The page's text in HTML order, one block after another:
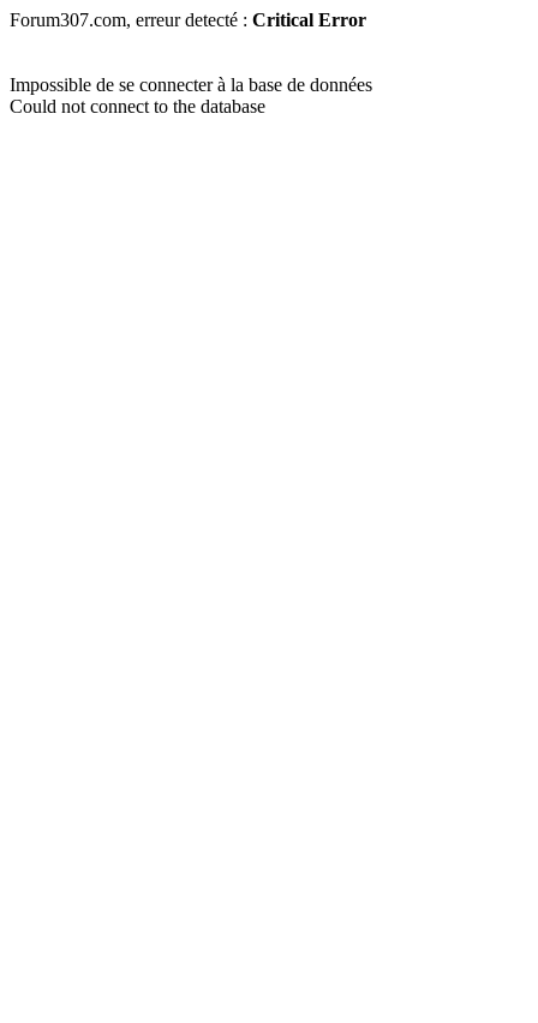
Forum307.com, erreur detecté : Critical Error
Impossible de se connecter à la base de données
Could not connect to the database